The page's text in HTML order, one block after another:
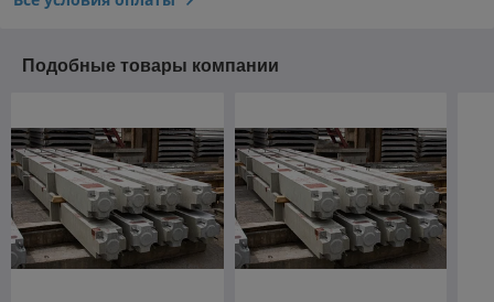
Подобные товары компании